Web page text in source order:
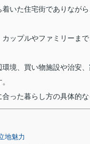
いた住宅街でありなが
ップルやファミリーま
境、買い物施設や治安
った暮らし方の具体的
地魅力